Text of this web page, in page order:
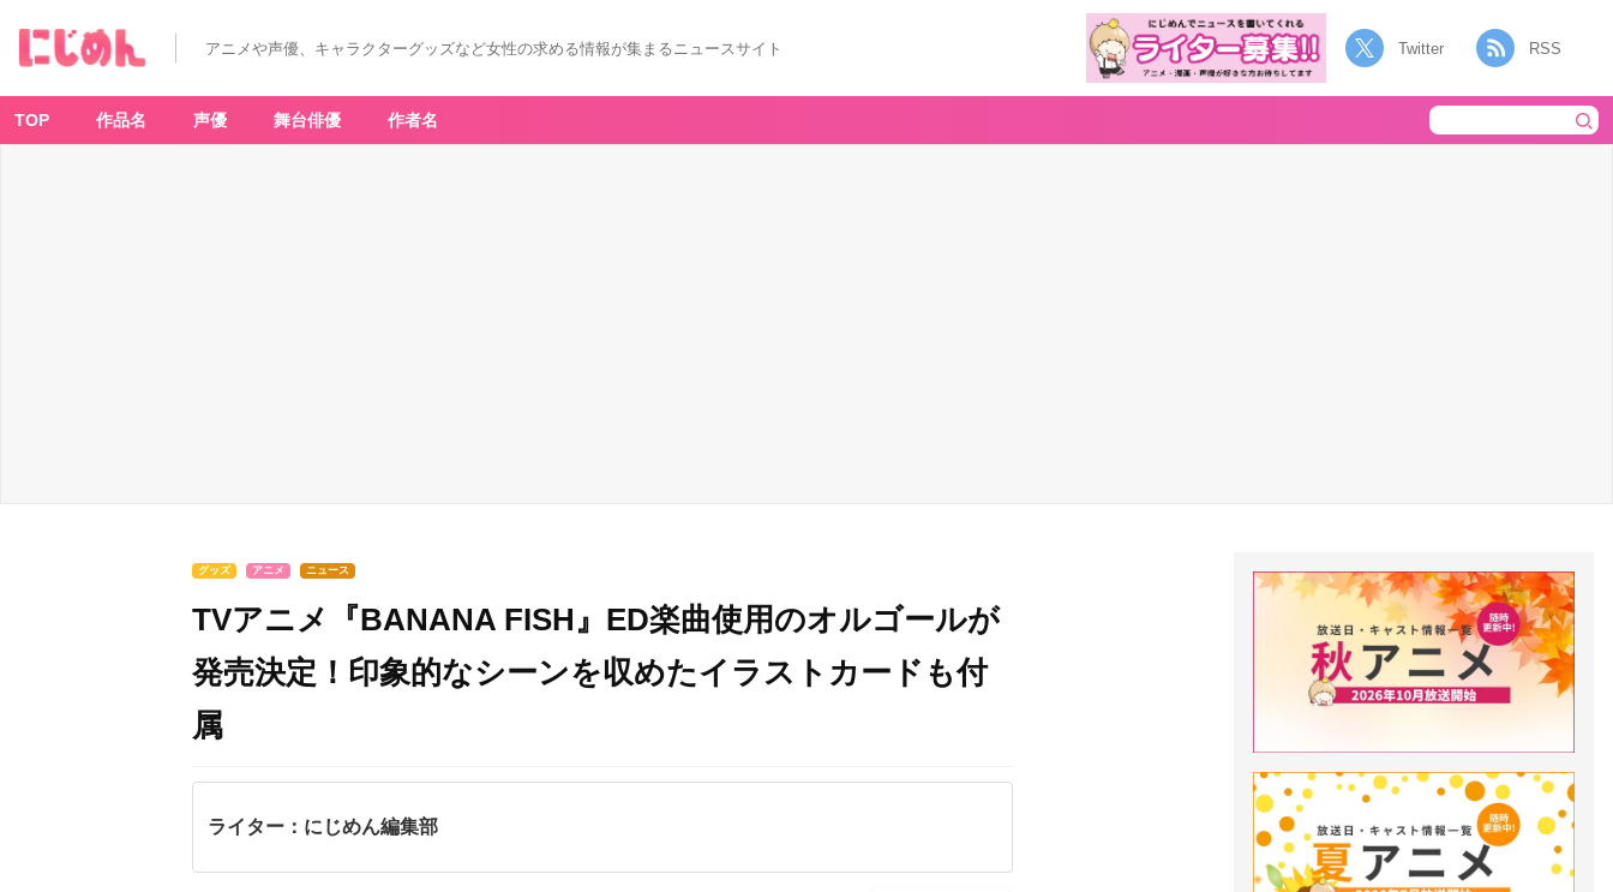
アニメや声優、キャラクターグッズなど女性の求める情報が集まるニュースサイト Twitter RSS
TOP 作品名 声優 舞台俳優 作者名
グッズ アニメ ニュース
TVアニメ『BANANA FISH』ED楽曲使用のオルゴールが
発売決定！印象的なシーンを収めたイラストカードも付
属
ライター：にじめん編集部